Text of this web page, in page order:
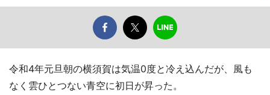
令和4年元旦朝の横須賀は気温0度と冷え込んだが、風も
なく雲ひとつない青空に初日が昇った。